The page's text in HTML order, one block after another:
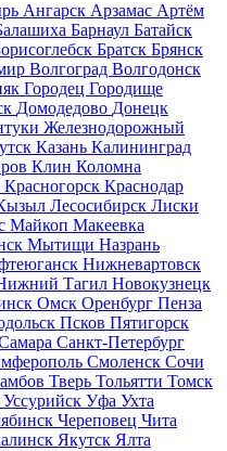
Ангарск Арзамас Артём
Барнаул Батайск
Братск Брянск
Волгоград Волгодонск
Городец Городище
Домодедово Донецк
Железнодорожный
Казань Калининград
Клин Коломна
Красногорск Краснодар
Лесосибирск Лиски
Майкоп Макеевка
Мытищи Назрань
Нижневартовск
Тагил Новокузнецк
Омск Оренбург Пенза
Псков Пятигорск
Санкт-Петербург
Смоленск Сочи
Тверь Тольятти Томск
Уссурийск Уфа Ухта
Череповец Чита
Якутск Ялта